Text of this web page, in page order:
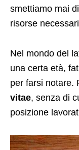
smettiamo mai
risorse
Nel mondo del
una certa età,
per farsi notare.
vitae, senza di
posizione